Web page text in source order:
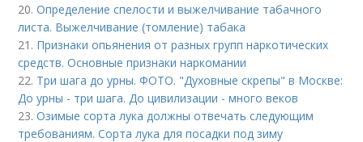
20.Определение спелости и выжелчивание табачного
листа. Выжелчивание (томление) табака
21. Признаки опьянения от разных групп наркотических
средств. Основные признаки наркомании
22. Три шага до урны. ФОТО. "Духовные скрепы" в Москве:
До урны - три шага. До цивилизации - много веков
23.Озимые сорта лука должны отвечать следующим
требованиям. Сорта лука для посадки под зиму